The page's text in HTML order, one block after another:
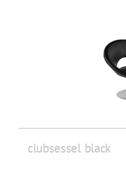
clubsessel black